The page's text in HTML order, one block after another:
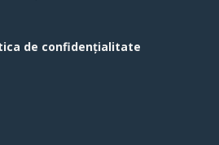
de confidențialitate